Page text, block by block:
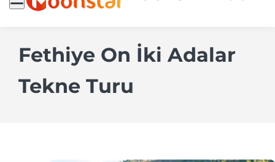
Fethiye On İki Adalar
Tekne Turu